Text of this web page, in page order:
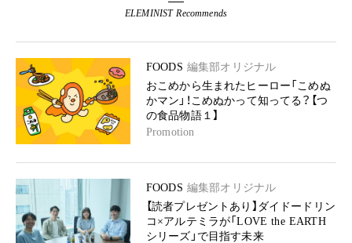
ELEMINIST Recommends
FOODS 編集部オリジナル
おこめから生まれたヒーロー「こめぬ
かマン」！こめぬかって知ってる？【つ
の食品物語１】
Promotion
FOODS 編集部オリジナル
【読者プレゼントあり】ダイドードリン
コ×アルテミラが「LOVE the EARTH
シリーズ」で目指す未来